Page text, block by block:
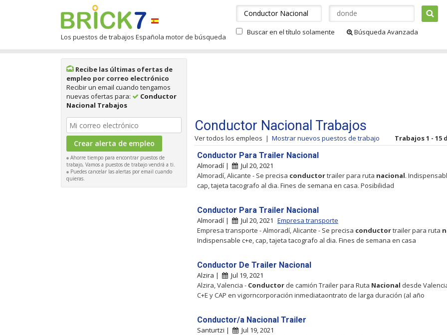
Los puestos de trabajos Española motor de búsqueda
Buscar en el título solamente Búsqueda Avanzada
Recibe las últimas ofertas de
empleo por correo electrónico
Recibir un email cuando tengamos
nuevas ofertas para:
Conductor
Nacional Trabajos
Ahorre tiempo para encontrar puestos de
trabajo, Vamos a puestos de trabajo vendrá a ti.
Puedes cancelar las alertas por email cuando
quieras.
Conductor Nacional Trabajos
Ver todos los empleos | Mostrar nuevos puestos de trabajo Trabajos 1 - 15
Conductor Para Trailer Nacional
Almoradí |
Jul 20, 2021
Almoradí, Alicante - Se precisa conductortrailer para ruta nacional.
cap, tajeta tacografo al dia. Fines de semana en casa. Posibilidad
Conductor Para Trailer Nacional
Almoradí | Jul 20, 2021 Empresa transporte
Empresa transporte - Almoradí, Alicante - Se precisa conductortrailer para ruta
Indispensable c+e, cap, tajeta tacografo al dia. Fines de semana en casa
Conductor De Trailer Nacional
Alzira |
Jul 19, 2021
Alzira, Valencia - Conductor de camión Trailer para Ruta Nacional desde
C+E y CAP en vigorncorporación inmediataontrato de larga duración (al año
Conductor/a Nacional Trailer
Santurtzi |
Jul 19, 2021